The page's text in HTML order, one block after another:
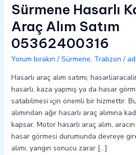
Sürmene Hasarlı
Araç Alım Satım
05362400316
Yorum bırakın / Sürmene, Trabzon /
Hasarlı araç alım satımı,
hasarlı, kaza yapmış ya da hasar
satabilmesi için önemli bir hizmettir.
alımından ağır hasarlı araç alımına
kapsar. Motor hasarlı araç alım,
hasar görmesi durumunda devreye
alımı, yangın sonucu zarar […]